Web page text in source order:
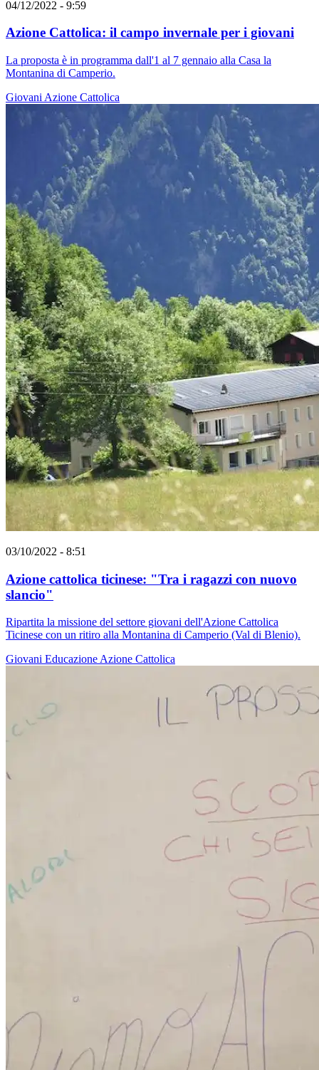
04/12/2022 - 9:59
Azione Cattolica: il campo invernale per i giovani
La proposta è in programma dall'1 al 7 gennaio alla Casa la
Montanina di Camperio.
Giovani Azione Cattolica
03/10/2022 - 8:51
Azione cattolica ticinese: "Tra i ragazzi con nuovo
slancio"
Ripartita la missione del settore giovani dell'Azione Cattolica
Ticinese con un ritiro alla Montanina di Camperio (Val di Blenio).
Giovani EducazioneAzione Cattolica